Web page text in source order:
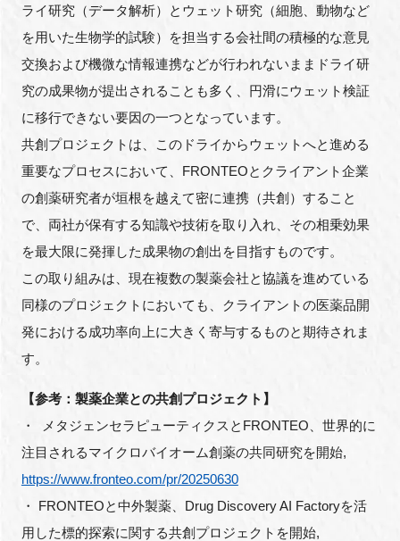
ライ研究（データ解析）とウェット研究（細胞、動物など
を用いた生物学的試験）を担当する会社間の積極的な意見
交換および機微な情報連携などが行われないままドライ研
究の成果物が提出されることも多く、円滑にウェット検証
に移行できない要因の一つとなっています。
共創プロジェクトは、このドライからウェットへと進める
重要なプロセスにおいて、FRONTEOとクライアント企業
の創薬研究者が垣根を越えて密に連携（共創）すること
で、両社が保有する知識や技術を取り入れ、その相乗効果
を最大限に発揮した成果物の創出を目指すものです。
この取り組みは、現在複数の製薬会社と協議を進めている
同様のプロジェクトにおいても、クライアントの医薬品開
発における成功率向上に大きく寄与するものと期待されま
す。
【参考：製薬企業との共創プロジェクト】
・ メタジェンセラピューティクスとFRONTEO、世界的に
注目されるマイクロバイオーム創薬の共同研究を開始,
https://www.fronteo.com/pr/20250630
・ FRONTEOと中外製薬、Drug Discovery AI Factoryを活
用した標的探索に関する共創プロジェクトを開始,